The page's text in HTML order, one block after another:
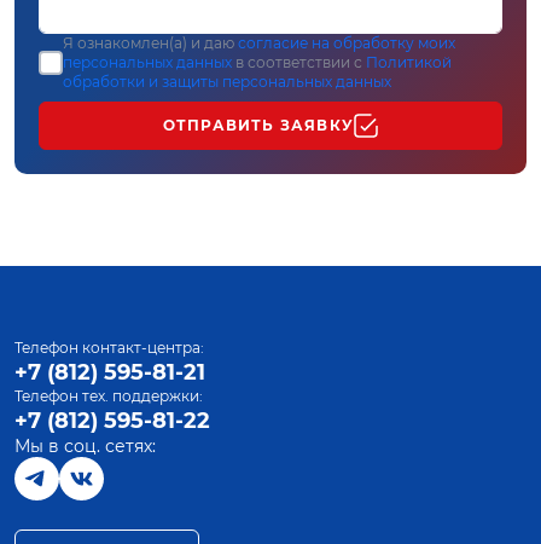
Я ознакомлен(а) и даю согласие на обработку моих
персональных данных в соответствии с Политикой
обработки и защиты персональных данных
ОТПРАВИТЬ ЗАЯВКУ
Телефон контакт-центра:
+7 (812) 595-81-21
Телефон тех. поддержки:
+7 (812) 595-81-22
Мы в соц. сетях: